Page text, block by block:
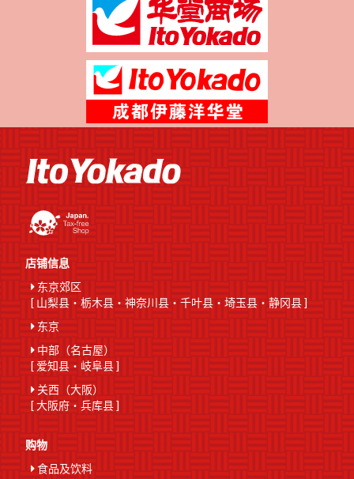
店铺信息
东京郊区
[山梨县・栃木县・神奈川县・千叶县・埼玉县・静冈县]
东京
中部（名古屋）
[爱知县・ 岐阜县]
关西（大阪）
[大阪府・ 兵库县]
购物
食品及饮料